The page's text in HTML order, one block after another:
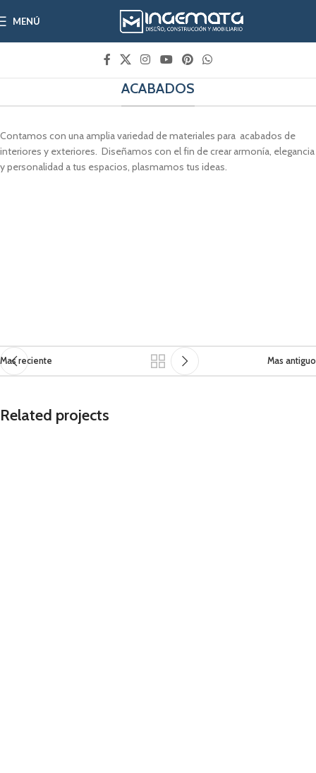
MENÚ
ACABADOS
Contamos con una amplia variedad de materiales para acabados de
interiores y exteriores. Diseñamos con el fin de crear armonía, elegancia
y personalidad a tus espacios, plasmamos tus ideas.
Mas reciente Mas antiguo
Related projects